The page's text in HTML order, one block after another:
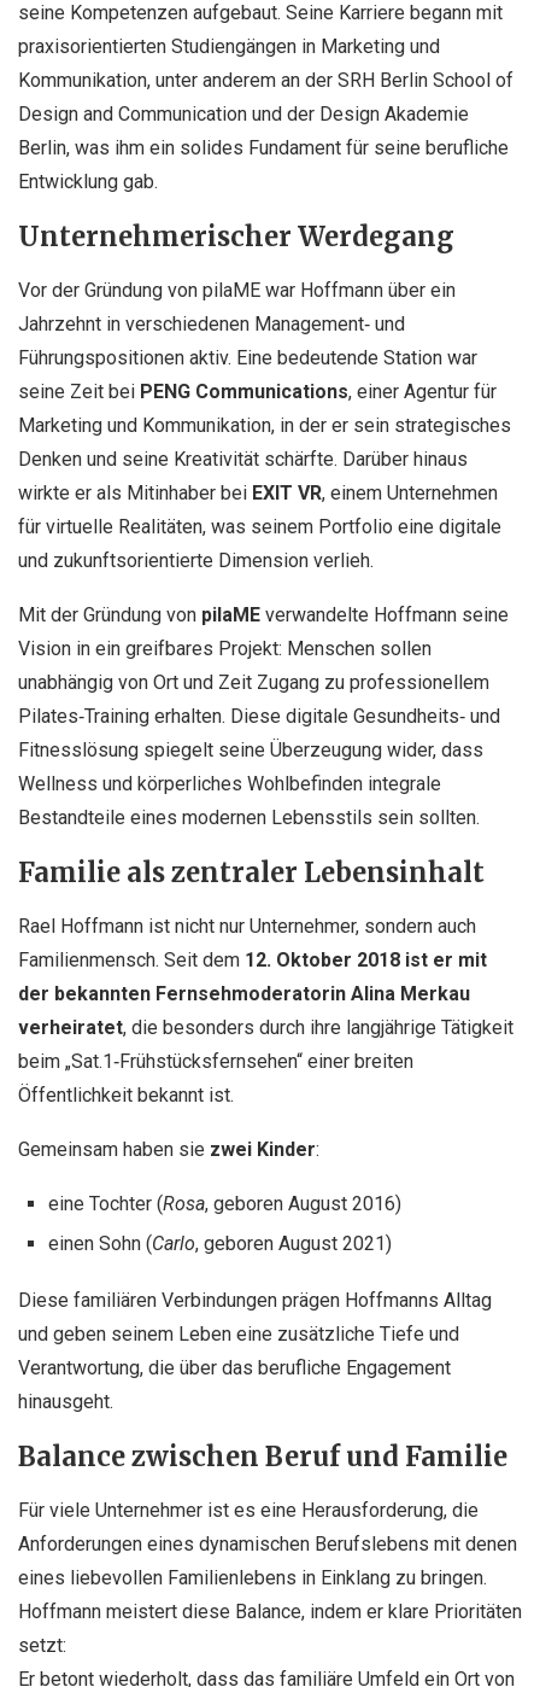
seine Kompetenzen aufgebaut. Seine Karriere begann mit
praxisorientierten Studiengängen in Marketing und
Kommunikation, unter anderem an der SRH Berlin School of
Design and Communication und der Design Akademie
Berlin, was ihm ein solides Fundament für seine berufliche
Entwicklung gab.
Unternehmerischer Werdegang
Vor der Gründung von pilaME war Hoffmann über ein
Jahrzehnt in verschiedenen Management‑ und
Führungspositionen aktiv. Eine bedeutende Station war
seine Zeit bei PENG Communications, einer Agentur für
Marketing und Kommunikation, in der er sein strategisches
Denken und seine Kreativität schärfte. Darüber hinaus
wirkte er als Mitinhaber bei EXIT VR, einem Unternehmen
für virtuelle Realitäten, was seinem Portfolio eine digitale
und zukunftsorientierte Dimension verlieh.
Mit der Gründung von pilaME verwandelte Hoffmann seine
Vision in ein greifbares Projekt: Menschen sollen
unabhängig von Ort und Zeit Zugang zu professionellem
Pilates‑Training erhalten. Diese digitale Gesundheits‑ und
Fitnesslösung spiegelt seine Überzeugung wider, dass
Wellness und körperliches Wohlbefinden integrale
Bestandteile eines modernen Lebensstils sein sollten.
Familie als zentraler Lebensinhalt
Rael Hoffmann ist nicht nur Unternehmer, sondern auch
Familienmensch. Seit dem 12. Oktober 2018 ist er mit
der bekannten Fernsehmoderatorin Alina Merkau
verheiratet, die besonders durch ihre langjährige Tätigkeit
beim „Sat.1‑Frühstücksfernsehen“ einer breiten
Öffentlichkeit bekannt ist.
Gemeinsam haben sie zwei Kinder:
eine Tochter (Rosa, geboren August 2016)
einen Sohn (Carlo, geboren August 2021)
Diese familiären Verbindungen prägen Hoffmanns Alltag
und geben seinem Leben eine zusätzliche Tiefe und
Verantwortung, die über das berufliche Engagement
hinausgeht.
Balance zwischen Beruf und Familie
Für viele Unternehmer ist es eine Herausforderung, die
Anforderungen eines dynamischen Berufslebens mit denen
eines liebevollen Familienlebens in Einklang zu bringen.
Hoffmann meistert diese Balance, indem er klare Prioritäten
setzt:
Er betont wiederholt, dass das familiäre Umfeld ein Ort von